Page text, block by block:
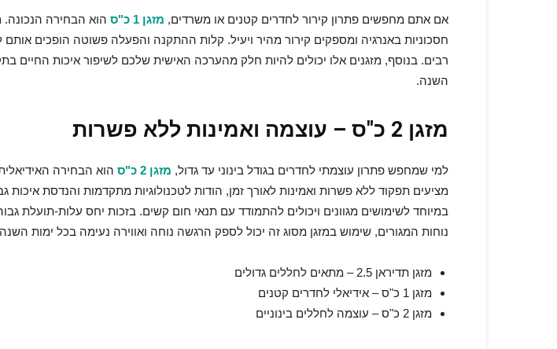
אם אתם מחפשים פתרון קירור לחדרים קטנים או משרדים, מזגן 1 כ"ס
הוא הבחירה הנכונה.
חסכוניות באנרגיה ומספקים קירור מהיר ויעיל. קלות ההתקנה והפעלה פשוטה הופכים אותם
רבים. בנוסף, מזגנים אלו יכולים להיות חלק מהערכה האישית שלכם לשיפור איכות החיים
השנה.
מזגן 2 כ"ס – עוצמה ואמינות ללא פשרות
למי שמחפש פתרון עוצמתי לחדרים בגודל בינוני עד גדול, מזגן 2 כ"ס
הוא הבחירה
מציעים תפקוד ללא פשרות ואמינות לאורך זמן, הודות לטכנולוגיות מתקדמות והנדסת איכות
במיוחד לשימושים מגוונים ויכולים להתמודד עם תנאי חום קשים. בזכות יחס עלות-תועלת
נוחות המגורים, שימוש במזגן מסוג זה יכול לספק הרגשה נוחה ואווירה נעימה בכל ימות
מזגן תדיראן 2.5 – מתאים לחללים גדולים
מזגן 1 כ"ס – אידיאלי לחדרים קטנים
מזגן 2 כ"ס – עוצמה לחללים בינוניים